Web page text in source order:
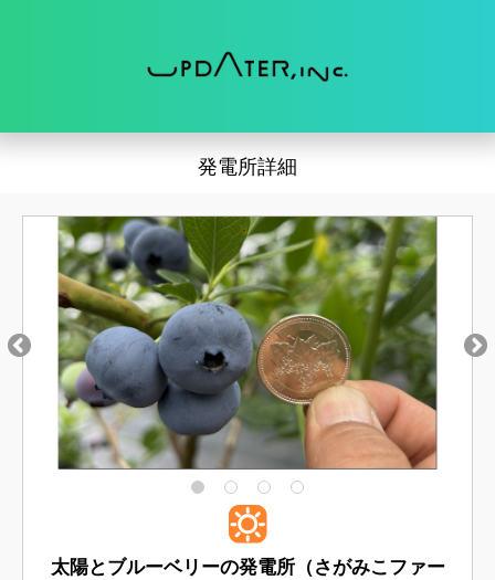
発電所詳細
太陽とブルーベリーの発電所（さがみこファー